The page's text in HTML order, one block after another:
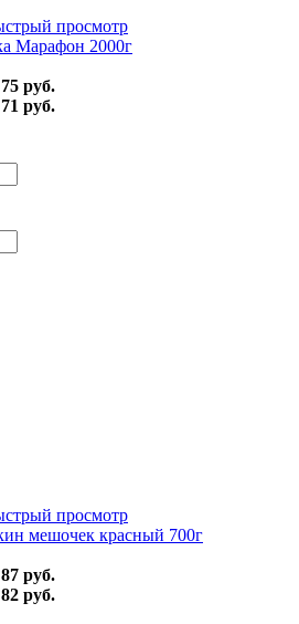
просмотр
Марафон 2000г
руб.
руб.
просмотр
мешочек красный 700г
руб.
руб.